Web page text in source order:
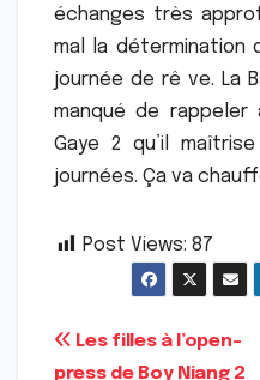
échanges très
mal la détermination
journée de rê ve. La
manqué de
Gaye 2 qu’il
journées. Ça va
Post Views: 87
Navigation
Les filles à l’open-
press de Boy Niang 2